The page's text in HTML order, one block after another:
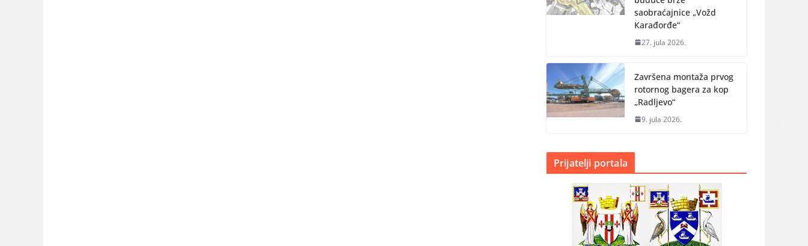
saobraćajnice „Vožd
Кarađorđe“
27. jula 2026.
Završena montaža prvog
rotornog bagera za kop
„Radlјevo“
9. jula 2026.
Prijatelji portala